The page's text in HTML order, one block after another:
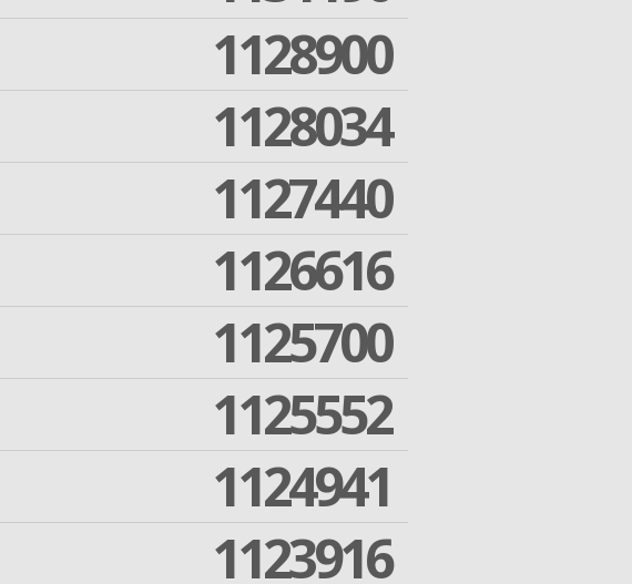
1128900
1128034
1127440
1126616
1125700
1125552
1124941
1123916